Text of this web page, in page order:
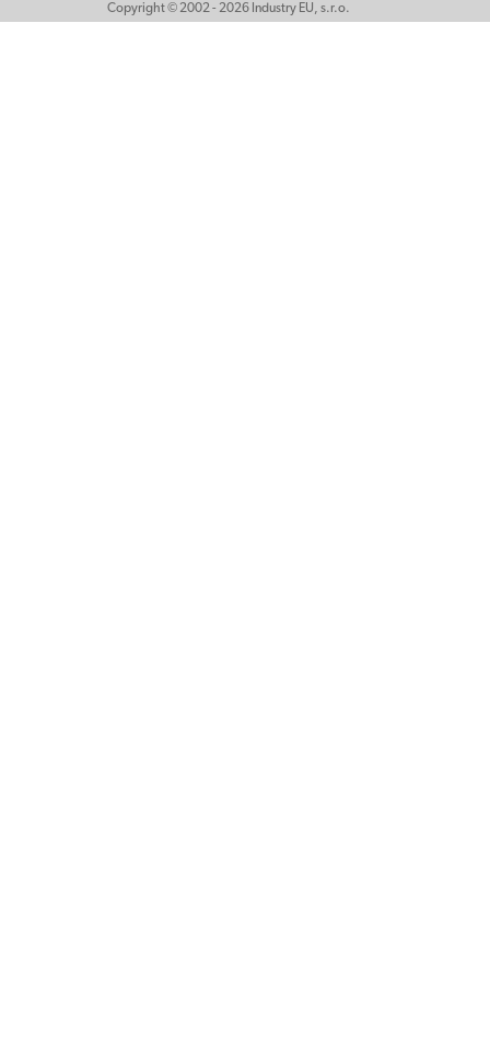
Copyright © 2002 - 2026 Industry EU, s.r.o.